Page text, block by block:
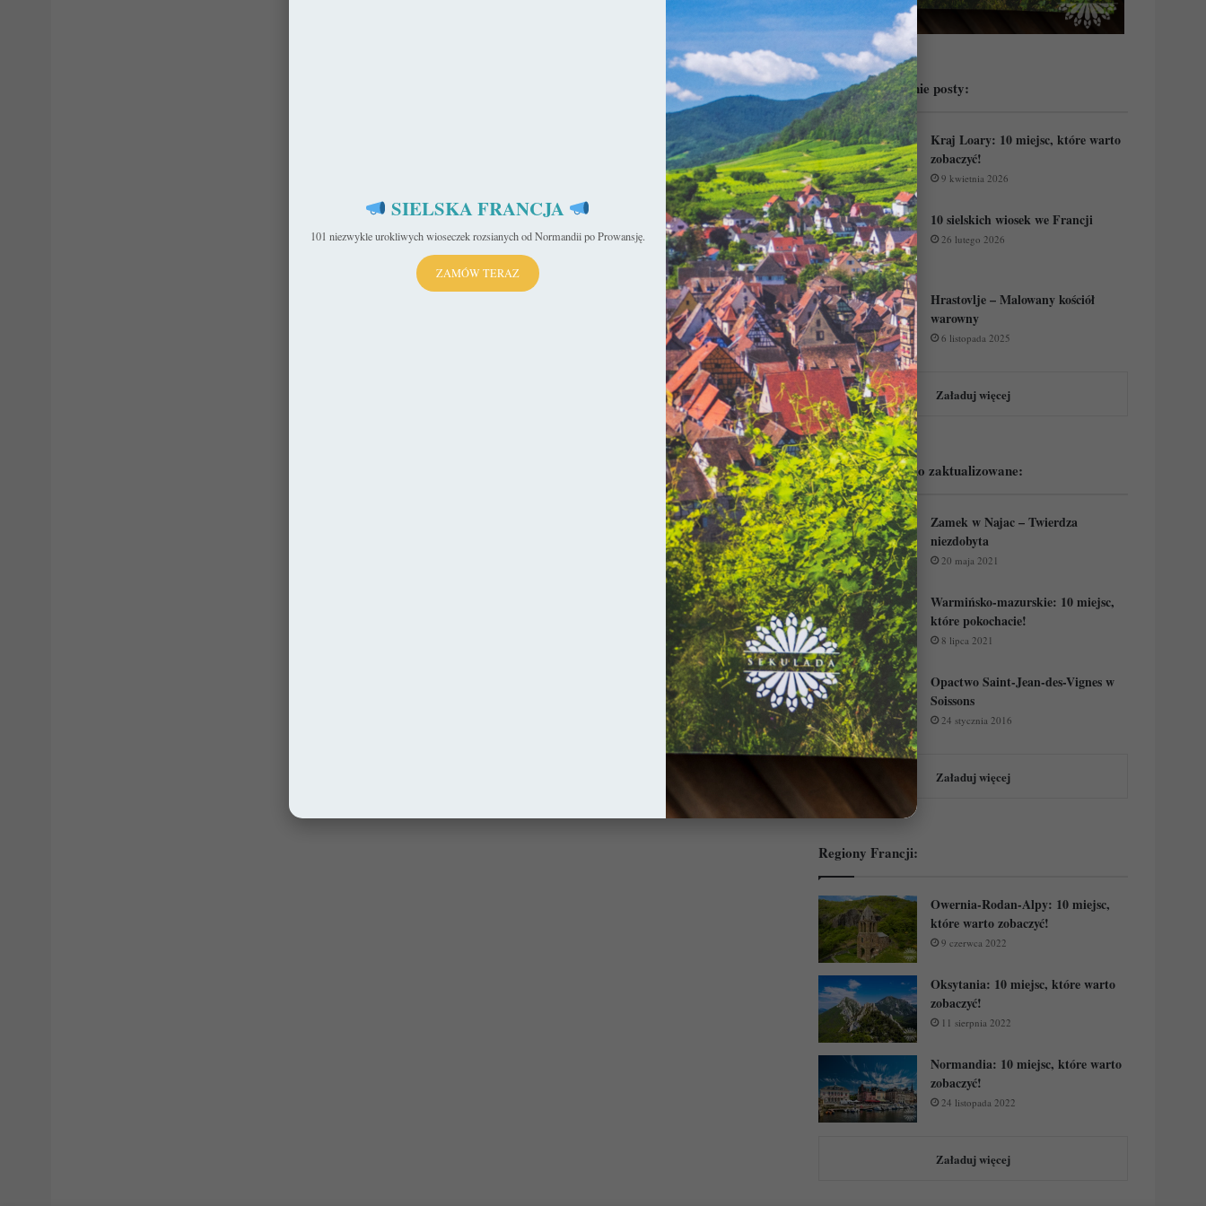
Przeczytaj ostatnie posty:
Kraj Loary: 10 miejsc, które warto
zobaczyć!
9 kwietnia 2026
10 sielskich wiosek we Francji
26 lutego 2026
Hrastovlje – Malowany kościół
warowny
6 listopada 2025
Załaduj więcej
Podejrzyj ostatnio zaktualizowane:
Zamek w Najac – Twierdza
niezdobyta
20 maja 2021
Warmińsko-mazurskie: 10 miejsc,
które pokochacie!
8 lipca 2021
Opactwo Saint-Jean-des-Vignes w
Soissons
24 stycznia 2016
Załaduj więcej
Regiony Francji:
Owernia-Rodan-Alpy: 10 miejsc,
które warto zobaczyć!
9 czerwca 2022
Oksytania: 10 miejsc, które warto
zobaczyć!
11 sierpnia 2022
Normandia: 10 miejsc, które warto
zobaczyć!
24 listopada 2022
Załaduj więcej
SIELSKA FRANCJA
101 niezwykle urokliwych wioseczek rozsianych od Normandii po Prowansję.
ZAMÓW TERAZ